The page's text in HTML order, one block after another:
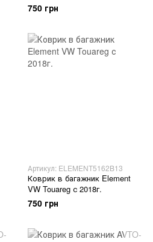
750 грн
Артикул: ELEMENT5162B13
Коврик в багажник Element
VW Touareg с 2018г.
750 грн